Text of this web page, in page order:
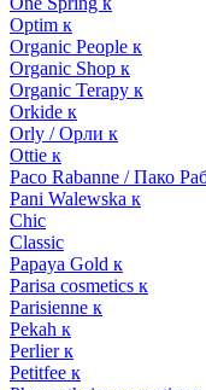
Optim к
Organic People к
Organic Shop к
Organic Terapy к
Orkide к
Orly / Орли к
Ottie к
Paco Rabanne / Пако
Pani Walewska к
Chic
Classic
Papaya Gold к
Parisa cosmetics к
Parisienne к
Pekah к
Perlier к
Petitfee к